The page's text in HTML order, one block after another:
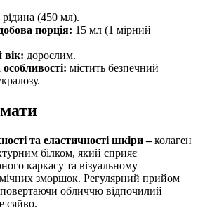
рідина (450 мл).
порція: 15 мл (1 мірний
вік: дорослим.
містить безпечний
та еластичності шкіри –колаген
білком, який сприяє
каркасу та візуальному
зморшок. Регулярний прийом
обличчю відпочилий
сяйво.